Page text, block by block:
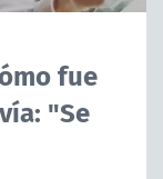
fue
"Se